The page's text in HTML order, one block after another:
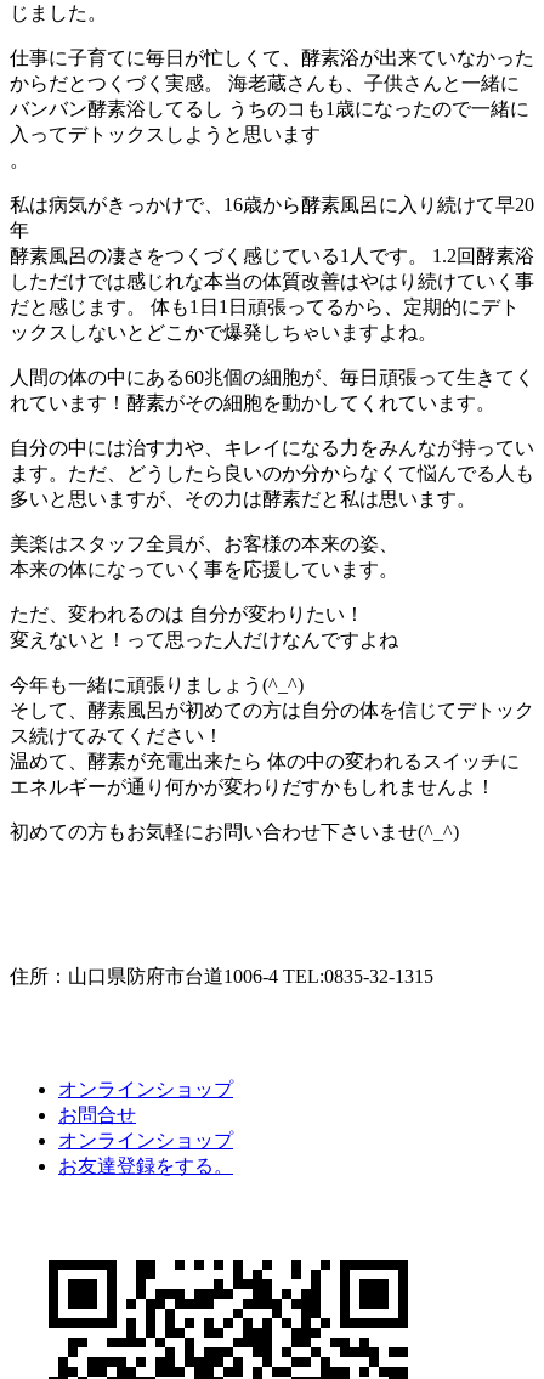
じました。
仕事に子育てに毎日が忙しくて、酵素浴が出来ていなかった
からだとつくづく実感。 海老蔵さんも、子供さんと一緒に
バンバン酵素浴してるし うちのコも1歳になったので一緒に
入ってデトックスしようと思います
。
私は病気がきっかけで、16歳から酵素風呂に入り続けて早20
年
酵素風呂の凄さをつくづく感じている1人です。 1.2回酵素浴
しただけでは感じれな本当の体質改善はやはり続けていく事
だと感じます。 体も1日1日頑張ってるから、定期的にデト
ックスしないとどこかで爆発しちゃいますよね。
人間の体の中にある60兆個の細胞が、毎日頑張って生きてく
れています！酵素がその細胞を動かしてくれています。
自分の中には治す力や、キレイになる力をみんなが持ってい
ます。ただ、どうしたら良いのか分からなくて悩んでる人も
多いと思いますが、その力は酵素だと私は思います。
美楽はスタッフ全員が、お客様の本来の姿、
本来の体になっていく事を応援しています。
ただ、変われるのは 自分が変わりたい！
変えないと！って思った人だけなんですよね
今年も一緒に頑張りましょう(^_^)
そして、酵素風呂が初めての方は自分の体を信じてデトック
ス続けてみてください！
温めて、酵素が充電出来たら 体の中の変われるスイッチに
エネルギーが通り何かが変わりだすかもしれませんよ！
初めての方もお気軽にお問い合わせ下さいませ(^_^)
住所：山口県防府市台道1006-4 TEL:0835-32-1315
オンラインショップ
お問合せ
オンラインショップ
お友達登録をする。